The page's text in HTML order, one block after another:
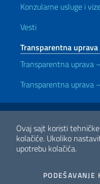
Ovaj sajt koristi
kolačiće. Ukoliko
upotrebu kolačića.
PODEŠAVANJE
Konzularne usluge i
Vesti
Transparentna uprava
Transparentna uprava
Transparentna uprava
Korisni linkovi
Internazionale